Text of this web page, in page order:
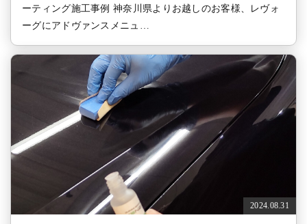
ーティング施工事例 神奈川県よりお越しのお客様、レヴォ
ーグにアドヴァンスメニュ…
2024.08.31